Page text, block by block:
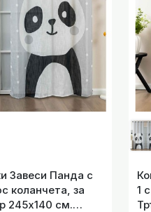
Завеси Панда с
коланчета, за
245х140 см.
1
Завеси Футбол с
бр. Завеси с ленен вид